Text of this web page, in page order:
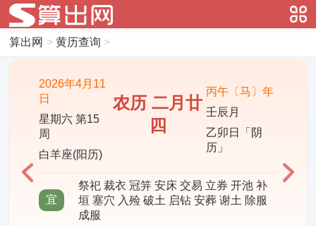
算出网 > 黄历查询 >
2026年4月11
日
星期六 第15
周
白羊座(阳历)
农历 二月廿
四
丙午〔马〕年
壬辰月
乙卯日「阴
历」
宜
祭祀 裁衣 冠笄 安床 交易 立券 开池 补
垣 塞穴 入殓 破土 启钻 安葬 谢土 除服
成服